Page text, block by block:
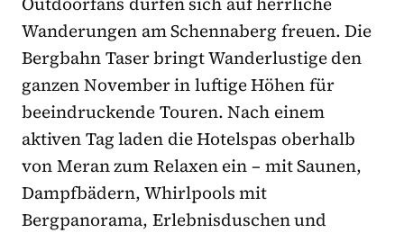
Wanderungen am Schennaberg freuen. Die
Bergbahn Taser bringt Wanderlustige den
ganzen November in luftige Höhen für
beeindruckende Touren. Nach einem
aktiven Tag laden die Hotelspas oberhalb
von Meran zum Relaxen ein – mit Saunen,
Dampfbädern, Whirlpools mit
Bergpanorama, Erlebnisduschen und